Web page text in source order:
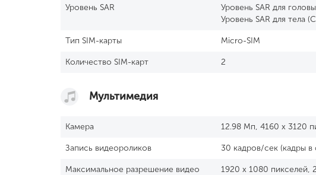
Уровень SAR
Уровень SAR для
Уровень SAR для тела
Тип SIM-карты Micro-SIM
Количество SIM-карт 2
Мультимедия
Камера 12.98 Мп, 4160 x 3120
Запись видеороликов 30 кадров/сек (кадры в
Максимальное разрешение видео 1920 x 1080 пикселей,